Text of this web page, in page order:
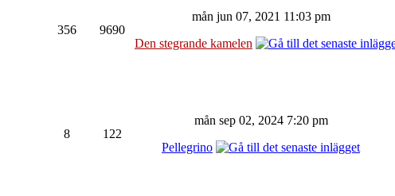
356 9690
mån jun 07, 2021 11:03 pm
Den stegrande kamelen
8 122
mån sep 02, 2024 7:20 pm
Pellegrino